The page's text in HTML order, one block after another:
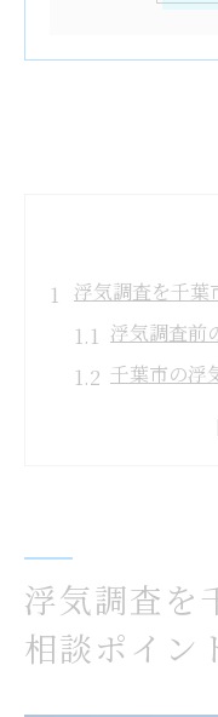
浮気調査を千葉
浮気調査前
千葉市の浮
相談前に知
識
浮気調査を
相談ポイン